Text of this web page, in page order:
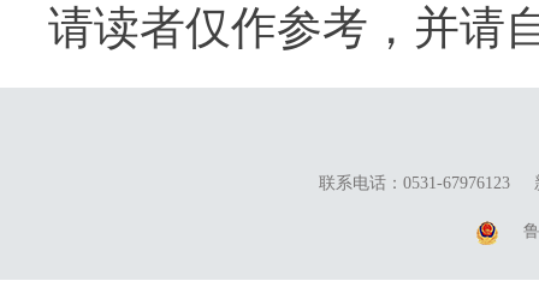
请读者仅作参考，并请
联系电话：0531-67976123